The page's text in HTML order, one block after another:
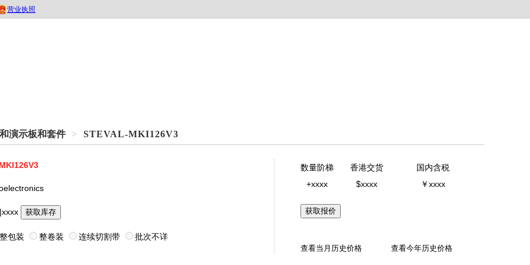
演示板和套件 > STEVAL-MKI126V3
获取库存
整包装 整卷装 连续切割带 批次不详
数量阶梯 香港交货
国内含税
+xxxx
$xxxx ￥xxxx
获取报价
查看当月历史价格 查看今年历史价格